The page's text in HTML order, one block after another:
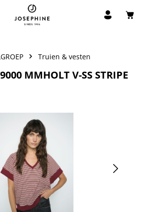
Truien & vesten
MMHOLT V-SS STRIPE